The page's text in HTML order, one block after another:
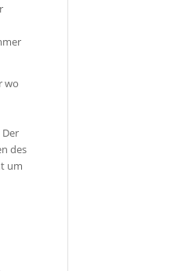
wo
des
um